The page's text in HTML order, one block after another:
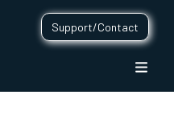
Support/Contact